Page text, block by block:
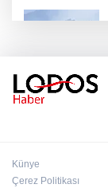
Künye
Çerez Politikası